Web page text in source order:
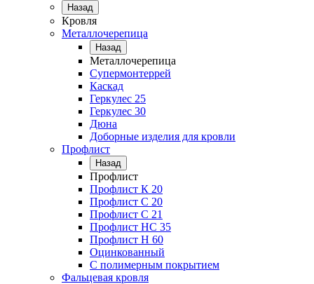
Назад
Кровля
Металлочерепица
Назад
Металлочерепица
Супермонтеррей
Каскад
Геркулес 25
Геркулес 30
Дюна
Доборные изделия для кровли
Профлист
Назад
Профлист
Профлист К 20
Профлист С 20
Профлист C 21
Профлист НС 35
Профлист Н 60
Оцинкованный
С полимерным покрытием
Фальцевая кровля